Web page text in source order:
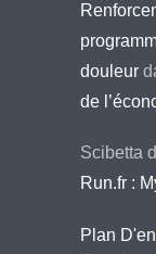
douleur
de
Scibetta
Run.fr :
Plan